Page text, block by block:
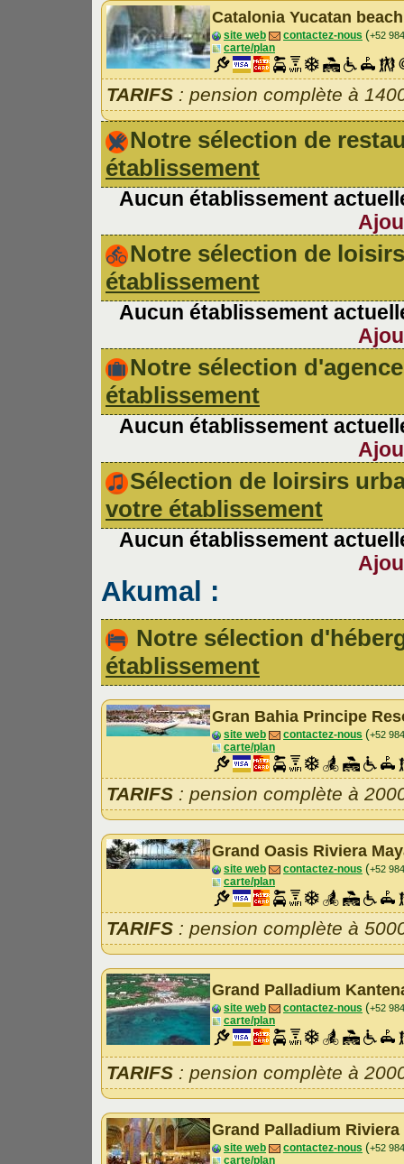
Catalonia Yucatan
site web contactez-nous (+52
carte/plan
TARIFS : pension complète à
Notre sélection de
établissement
Aucun établissement
Notre sélection de
établissement
Aucun établissement
Notre sélection
établissement
Aucun établissement
Sélection de loirsirs
votre établissement
Aucun établissement
Akumal :
Notre sélection
établissement
Gran Bahia Principe
site web contactez-nous (+52
carte/plan
TARIFS : pension complète à
Grand Oasis Riviera
site web contactez-nous (+52
carte/plan
TARIFS : pension complète à
Grand Palladium
site web contactez-nous (+52
carte/plan
TARIFS : pension complète à
Grand Palladium Riviera
site web contactez-nous (+52
carte/plan